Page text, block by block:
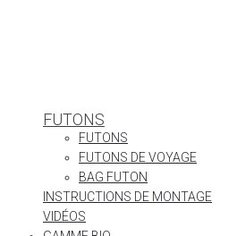
FUTONS
FUTONS
FUTONS DE VOYAGE
BAG FUTON
INSTRUCTIONS DE MONTAGE
VIDÉOS